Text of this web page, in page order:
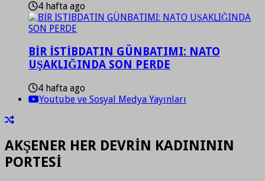
4 hafta ago
BİR İSTİBDATIN GÜNBATIMI: NATO
UŞAKLIĞINDA SON PERDE
4 hafta ago
Youtube ve Sosyal Medya Yayınları
AKŞENER HER DEVRİN KADINININ
PORTESİ